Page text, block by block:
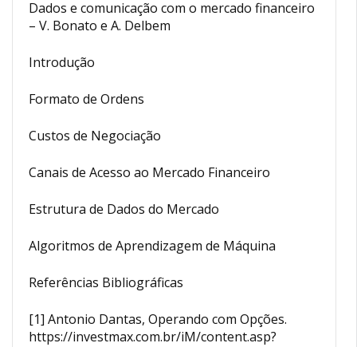
Dados e comunicação com o mercado financeiro
– V. Bonato e A. Delbem
Introdução
Formato de Ordens
Custos de Negociação
Canais de Acesso ao Mercado Financeiro
Estrutura de Dados do Mercado
Algoritmos de Aprendizagem de Máquina
Referências Bibliográficas
[1] Antonio Dantas, Operando com Opções.
https://investmax.com.br/iM/content.asp?